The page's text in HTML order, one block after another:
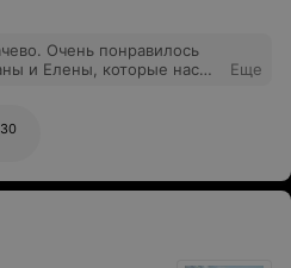
Очень понравилось
и Елены, которые нас
- молодчина. Однако,
домике в номерах так
Еще
30